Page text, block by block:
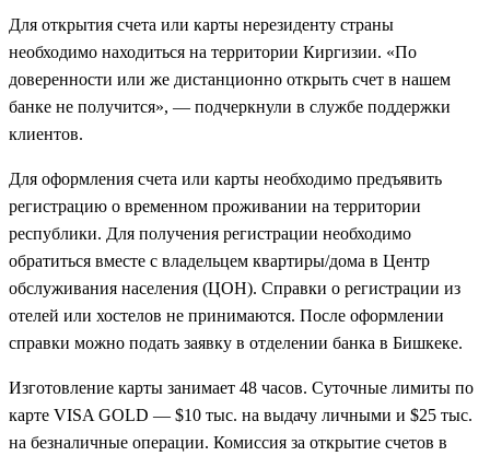
Для открытия счета или карты нерезиденту страны
необходимо находиться на территории Киргизии. «По
доверенности или же дистанционно открыть счет в нашем
банке не получится», — подчеркнули в службе поддержки
клиентов.
Для оформления счета или карты необходимо предъявить
регистрацию о временном проживании на территории
республики. Для получения регистрации необходимо
обратиться вместе с владельцем квартиры/дома в Центр
обслуживания населения (ЦОН). Справки о регистрации из
отелей или хостелов не принимаются. После оформлении
справки можно подать заявку в отделении банка в Бишкеке.
Изготовление карты занимает 48 часов. Суточные лимиты по
карте VISA GOLD — $10 тыс. на выдачу личными и $25 тыс.
на безналичные операции. Комиссия за открытие счетов в